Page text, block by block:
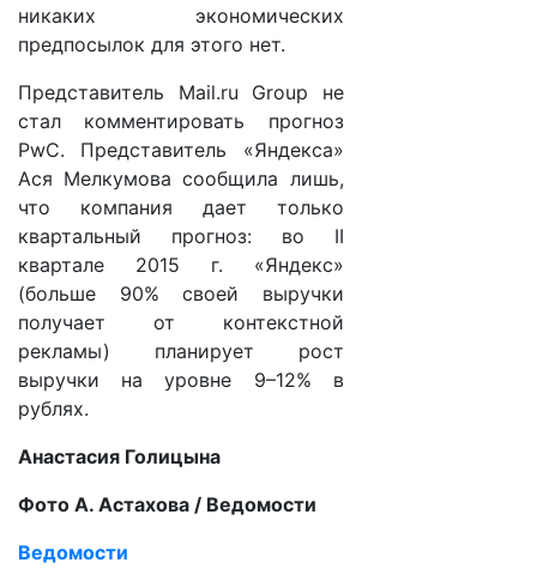
никаких экономических
предпосылок для этого нет.
Представитель Mail.ru Group не
стал комментировать прогноз
PwC. Представитель «Яндекса»
Ася Мелкумова сообщила лишь,
что компания дает только
квартальный прогноз: во II
квартале 2015 г. «Яндекс»
(больше 90% своей выручки
получает от контекстной
рекламы) планирует рост
выручки на уровне 9–12% в
рублях.
Анастасия Голицына
Фото А. Астахова / Ведомости
Ведомости